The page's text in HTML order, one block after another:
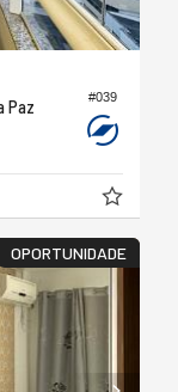
#039
Paz
OPORTUNIDADE